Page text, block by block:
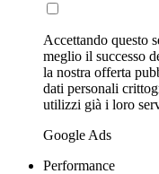
Accettando questo
meglio il successo
la nostra offerta
dati personali
utilizzi già i loro
Google Ads
Performance